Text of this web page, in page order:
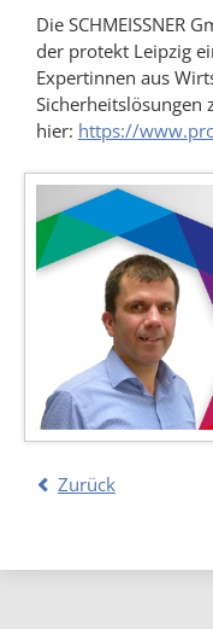
Die SCHMEISSNER
der protekt Leipzig
Expertinnen aus
Sicherheitslösungen
hier: https://
Zurück